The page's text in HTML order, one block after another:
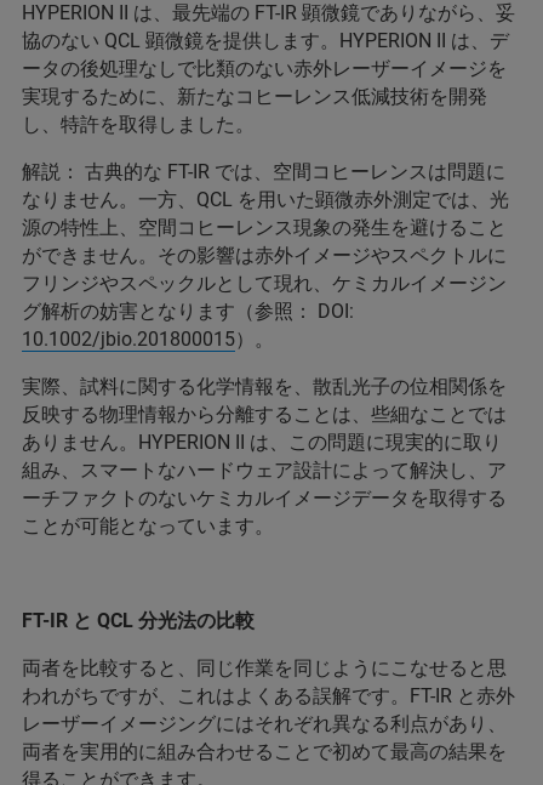
HYPERION II は、最先端の FT-IR 顕微鏡でありながら、妥
協のない QCL 顕微鏡を提供します。HYPERION II は、デ
ータの後処理なしで比類のない赤外レーザーイメージを
実現するために、新たなコヒーレンス低減技術を開発
し、特許を取得しました。
解説： 古典的な FT-IR では、空間コヒーレンスは問題に
なりません。一方、QCL を用いた顕微赤外測定では、光
源の特性上、空間コヒーレンス現象の発生を避けること
ができません。その影響は赤外イメージやスペクトルに
フリンジやスペックルとして現れ、ケミカルイメージン
グ解析の妨害となります（参照： DOI:
10.1002/jbio.201800015）。
実際、試料に関する化学情報を、散乱光子の位相関係を
反映する物理情報から分離することは、些細なことでは
ありません。HYPERION II は、この問題に現実的に取り
組み、スマートなハードウェア設計によって解決し、ア
ーチファクトのないケミカルイメージデータを取得する
ことが可能となっています。
FT-IR と QCL 分光法の比較
両者を比較すると、同じ作業を同じようにこなせると思
われがちですが、これはよくある誤解です。FT-IR と赤外
レーザーイメージングにはそれぞれ異なる利点があり、
両者を実用的に組み合わせることで初めて最高の結果を
得ることができます。